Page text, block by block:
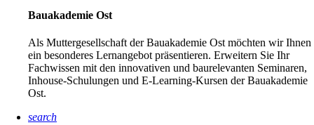
Bauakademie Ost
Als Muttergesellschaft der Bauakademie Ost möchten wir Ihnen
ein besonderes Lernangebot präsentieren. Erweitern Sie Ihr
Fachwissen mit den innovativen und baurelevanten Seminaren,
Inhouse-Schulungen und E-Learning-Kursen der Bauakademie
Ost.
search